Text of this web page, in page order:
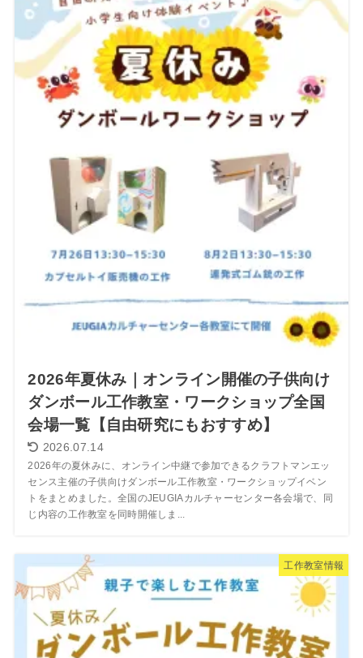
2026年夏休み｜オンライン開催の子供向け
ダンボール工作教室・ワークショップ全国
会場一覧【自由研究にもおすすめ】
2026.07.14
2026年の夏休みに、オンライン中継で参加できるクラフトマンエッ
センス主催の子供向けダンボール工作教室・ワークショップイベン
トをまとめました。全国のJEUGIAカルチャーセンター各会場で、同
じ内容の工作教室を同時開催しま...
工作教室情報